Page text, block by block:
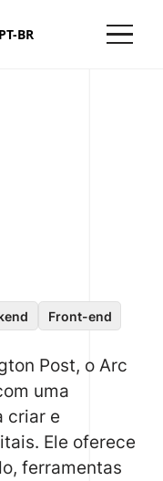
PT-BR
Front-end
Post, o Arc
uma
criar e
Ele oferece
ferramentas